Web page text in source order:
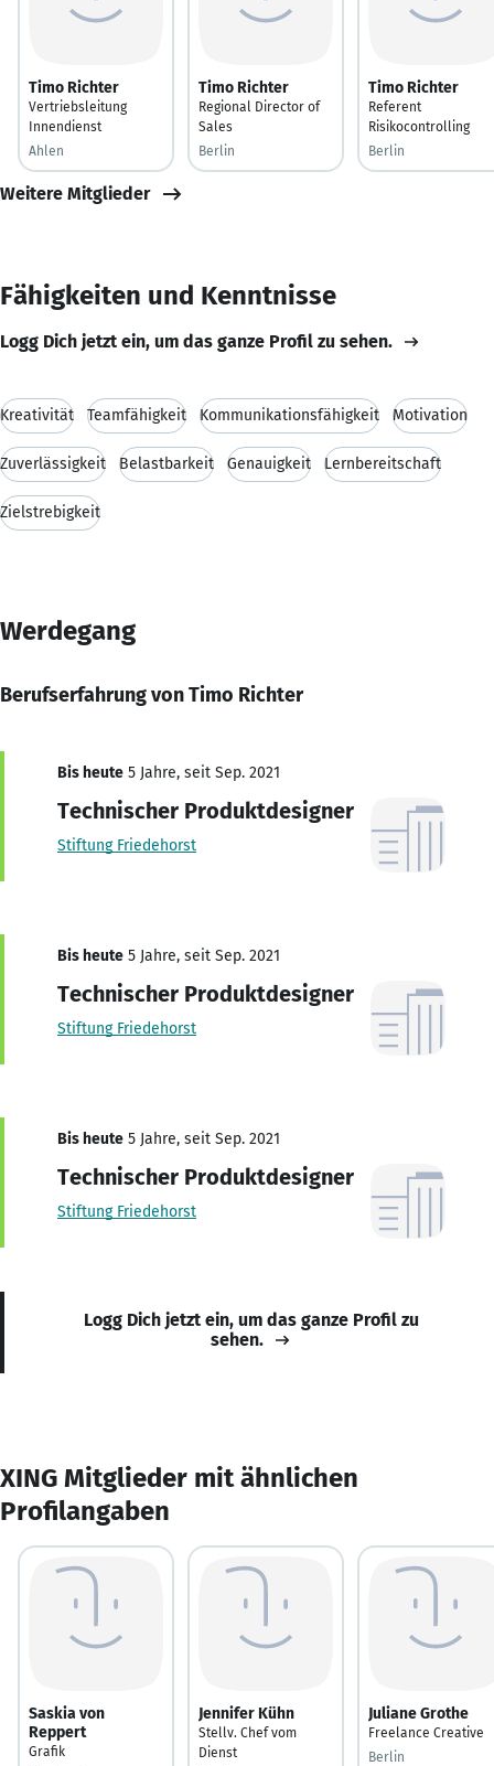
Timo Richter
Vertriebsleitung
Innendienst
Ahlen
Timo Richter
Regional Director of
Sales
Berlin
Timo Richter
Referent
Risikocontrolling
Berlin
Weitere Mitglieder
Fähigkeiten und Kenntnisse
Logg Dich jetzt ein, um das ganze Profil zu sehen.
Kreativität Teamfähigkeit Kommunikationsfähigkeit Motivation
Zuverlässigkeit Belastbarkeit Genauigkeit Lernbereitschaft
Zielstrebigkeit
Werdegang
Berufserfahrung von Timo Richter
Bis heute 5 Jahre, seit Sep. 2021
Technischer Produktdesigner
Stiftung Friedehorst
Bis heute 5 Jahre, seit Sep. 2021
Technischer Produktdesigner
Stiftung Friedehorst
Bis heute 5 Jahre, seit Sep. 2021
Technischer Produktdesigner
Stiftung Friedehorst
Logg Dich jetzt ein, um das ganze Profil zu
sehen.
XING Mitglieder mit ähnlichen
Profilangaben
Saskia von
Reppert
Grafik
Jennifer Kühn
Stellv. Chef vom
Dienst
Juliane Grothe
Freelance Creative
Berlin